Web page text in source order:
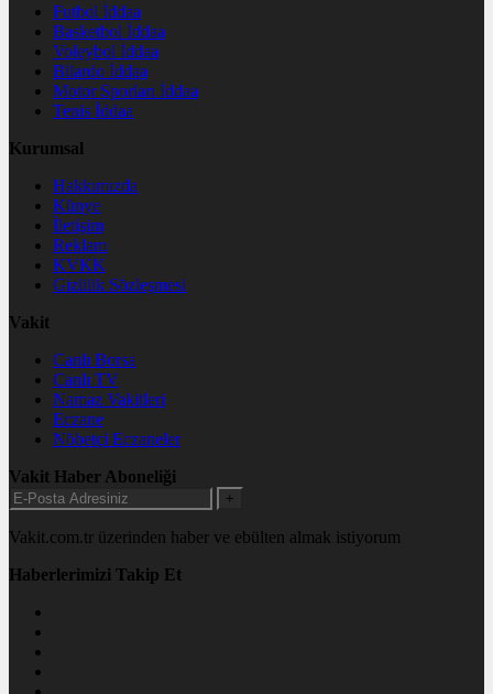
Futbol İddaa
Basketbol İddaa
Voleybol İddaa
Bilardo İddaa
Motor Sporları İddaa
Tenis İddaa
Kurumsal
Hakkımızda
Künye
İletişim
Reklam
KVKK
Gizlilik Sözleşmesi
Vakit
Canlı Borsa
Canlı TV
Namaz Vakitleri
Eczane
Nöbetçi Eczaneler
Vakit Haber Aboneliği
+
Vakit.com.tr üzerinden haber ve ebülten almak istiyorum
Haberlerimizi Takip Et